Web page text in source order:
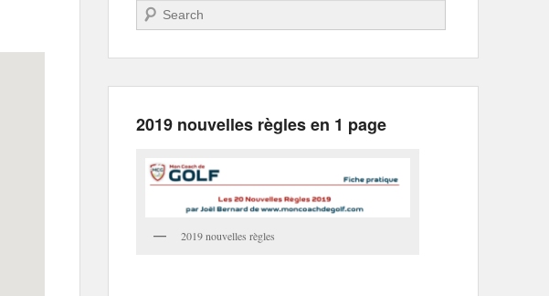
Recherche
2019 nouvelles règles en 1 page
2019 nouvelles règles